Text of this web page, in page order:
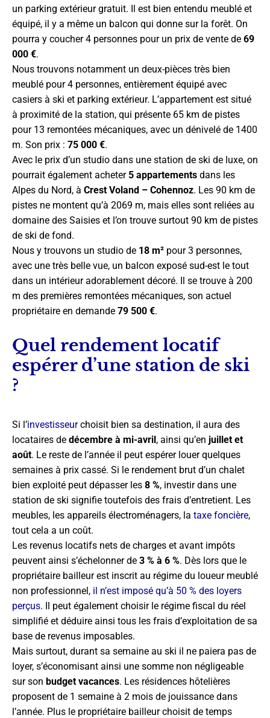
un parking extérieur gratuit. Il est bien entendu meublé et
équipé, il y a même un balcon qui donne sur la forêt. On
pourra y coucher 4 personnes pour un prix de vente de 69
000 €.
Nous trouvons notamment un deux-pièces très bien
meublé pour 4 personnes, entièrement équipé avec
casiers à ski et parking extérieur. L’appartement est situé
à proximité de la station, qui présente 65 km de pistes
pour 13 remontées mécaniques, avec un dénivelé de 1400
m. Son prix : 75 000 €.
Avec le prix d’un studio dans une station de ski de luxe, on
pourrait également acheter5 appartements dans les
Alpes du Nord, à Crest Voland – Cohennoz. Les 90 km de
pistes ne montent qu’à 2069 m, mais elles sont reliées au
domaine des Saisies et l’on trouve surtout 90 km de pistes
de ski de fond.
Nous y trouvons un studio de 18 m² pour 3 personnes,
avec une très belle vue, un balcon exposé sud-est le tout
dans un intérieur adorablement décoré. Il se trouve à 200
m des premières remontées mécaniques, son actuel
propriétaire en demande 79 500 €.
Quel rendement locatif
espérer d’une station de ski
?
Si l’investisseurchoisit bien sa destination, il aura des
locataires de décembre à mi-avril, ainsi qu’en juillet et
août. Le reste de l’année il peut espérer louer quelques
semaines à prix cassé. Si le rendement brut d’un chalet
bien exploité peut dépasser les 8 %, investir dans une
station de ski signifie toutefois des frais d’entretient. Les
meubles, les appareils électroménagers, la taxe foncière,
tout cela a un coût.
Les revenus locatifs nets de charges et avant impôts
peuvent ainsi s’échelonner de 3 % à 6 %. Dès lors que le
propriétaire bailleur est inscrit au régime du loueur meublé
non professionnel, il n’est imposé qu’à 50 % des loyers
perçus. Il peut également choisir le régime fiscal du réel
simplifié et déduire ainsi tous les frais d’exploitation de sa
base de revenus imposables.
Mais surtout, durant sa semaine au ski il ne paiera pas de
loyer, s’économisant ainsi une somme non négligeable
sur son budget vacances. Les résidences hôtelières
proposent de 1 semaine à 2 mois de jouissance dans
l’année. Plus le propriétaire bailleur choisit de temps